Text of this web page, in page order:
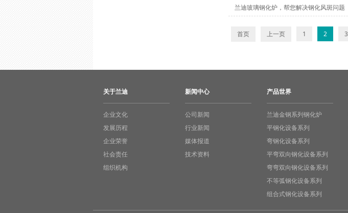
兰迪玻璃钢化炉，帮您解决钢化风斑问题
首页 上一页 1 2 3
关于兰迪
企业文化
发展历程
企业荣誉
社会责任
组织机构
新闻中心
公司新闻
行业新闻
媒体报道
技术资料
产品世界
兰迪金钢系列钢化炉
平钢化设备系列
弯钢化设备系列
平弯双向钢化设备系列
弯弯双向钢化设备系列
不等弧钢化设备系列
组合式钢化设备系列